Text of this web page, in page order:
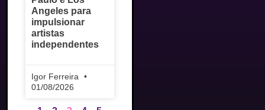
Angeles para
impulsionar
artistas
independentes
Igor Ferreira
01/08/2026